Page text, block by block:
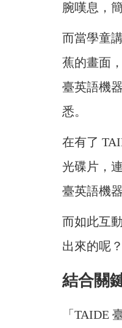
腕嘆息，
而當學童
蕉的畫面
臺英語機
悉。
在有了
光碟片，
臺英語機
而如此互
出來的呢？
結合關
「TAIDE